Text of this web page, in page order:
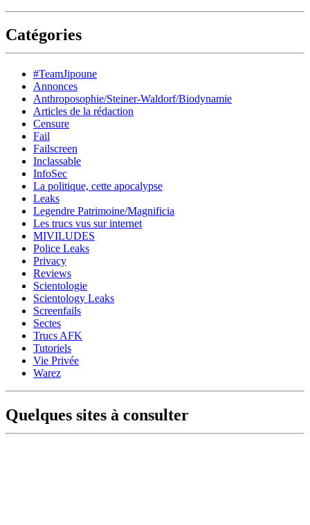
Catégories
#TeamJipoune
Annonces
Anthroposophie/Steiner-Waldorf/Biodynamie
Articles de la rédaction
Censure
Fail
Failscreen
Inclassable
InfoSec
La politique, cette apocalypse
Leaks
Legendre Patrimoine/Magnificia
Les trucs vus sur internet
MIVILUDES
Police Leaks
Privacy
Reviews
Scientologie
Scientology Leaks
Screenfails
Sectes
Trucs AFK
Tutoriels
Vie Privée
Warez
Quelques sites à consulter